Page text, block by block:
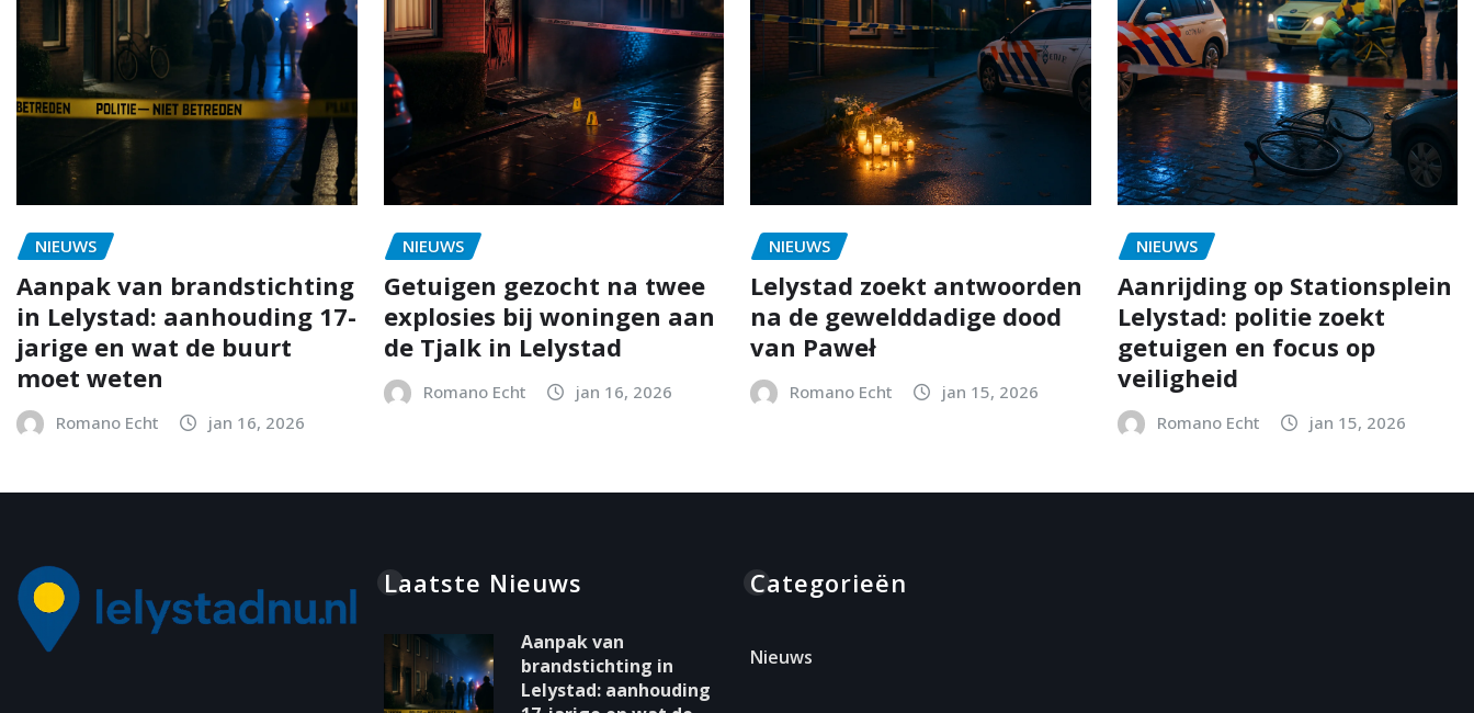
NIEUWS
Aanpak van brandstichting
in Lelystad: aanhouding 17-
jarige en wat de buurt
moet weten
Romano Echt jan 16, 2026
NIEUWS
Getuigen gezocht na twee
explosies bij woningen aan
de Tjalk in Lelystad
Romano Echt jan 16, 2026
NIEUWS
Lelystad zoekt antwoorden
na de gewelddadige dood
van Paweł
Romano Echt jan 15, 2026
NIEUWS
Aanrijding op Stationsplein
Lelystad: politie zoekt
getuigen en focus op
veiligheid
Romano Echt jan 15, 2026
Laatste Nieuws
Aanpak van
brandstichting in
Lelystad: aanhouding
Categorieën
Nieuws